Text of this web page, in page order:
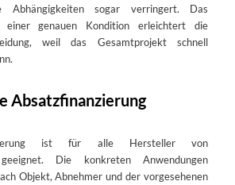
Abhängigkeiten sogar verringert. Das
einer genauen Kondition erleichtert die
weil das Gesamtprojekt schnell
Absatzfinanzierung
ist für alle Hersteller von
Die konkreten Anwendungen
Objekt, Abnehmer und der vorgesehenen